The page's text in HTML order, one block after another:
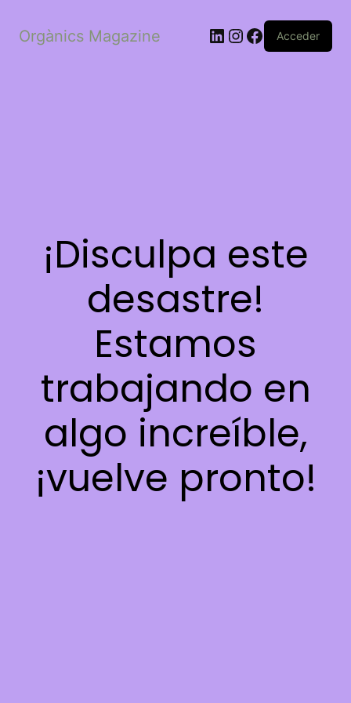
Orgànics Magazine LinkedIn
Instagram
Facebook
Acceder
¡Disculpa este
desastre!
Estamos
trabajando en
algo increíble,
¡vuelve pronto!